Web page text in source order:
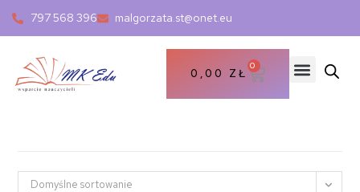
797 568 396 malgorzata.st@onet.eu
0,00 ZŁ
0
Domyślne sortowanie